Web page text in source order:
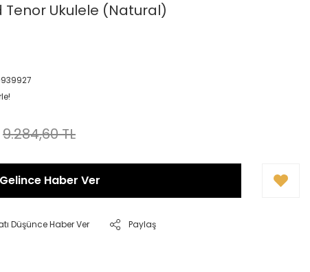
Tenor Ukulele (Natural)
9.284,60 TL
Gelince Haber Ver
Düşünce Haber Ver Paylaş